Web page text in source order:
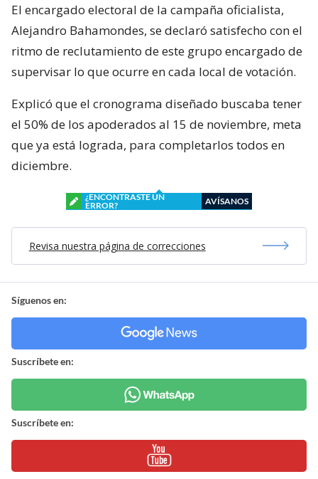
El encargado electoral de la campaña oficialista,
Alejandro Bahamondes, se declaró satisfecho con el
ritmo de reclutamiento de este grupo encargado de
supervisar lo que ocurre en cada local de votación.
Explicó que el cronograma diseñado buscaba tener
el 50% de los apoderados al 15 de noviembre, meta
que ya está lograda, para completarlos todos en
diciembre.
¿ENCONTRASTE UN
ERROR?
AVÍSANOS
Revisa nuestra página de correcciones
Síguenos en:
Suscríbete en:
Suscríbete en: